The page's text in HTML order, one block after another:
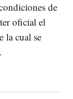
de
oficial el
la cual se